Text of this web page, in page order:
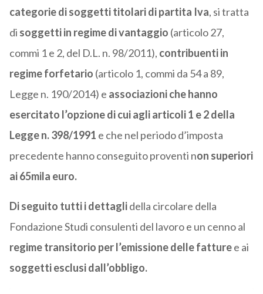
categorie di soggetti titolari di partita Iva, si tratta
di soggetti in regime di vantaggio (articolo 27,
commi 1 e 2, del D.L. n. 98/2011), contribuenti in
regime forfetario (articolo 1, commi da 54 a 89,
Legge n. 190/2014) e associazioni che hanno
esercitato l’opzione di cui agli articoli 1 e 2 della
Legge n. 398/1991 e che nel periodo d’imposta
precedente hanno conseguito proventi non superiori
ai 65mila euro.
Di seguito tutti i dettaglidella circolare della
Fondazione Studi consulenti del lavoro e un cenno al
regime transitorio per l’emissione delle fatturee ai
soggetti esclusi dall’obbligo.